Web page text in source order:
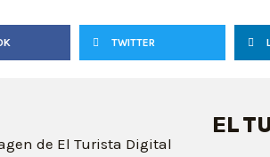
TWITTER
EL